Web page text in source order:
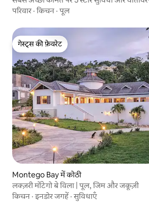
परिवार ·किचन ·पूल
गेस्ट्स की फ़ेवरेट
गेस्ट्स की फ़ेवरेट
Montego Bay में कोठी
लक्ज़री मोंटेगो बे विला | पूल, जिम और जकूज़ी
किचन ·इनडोर जगहें ·सुविधाएँ